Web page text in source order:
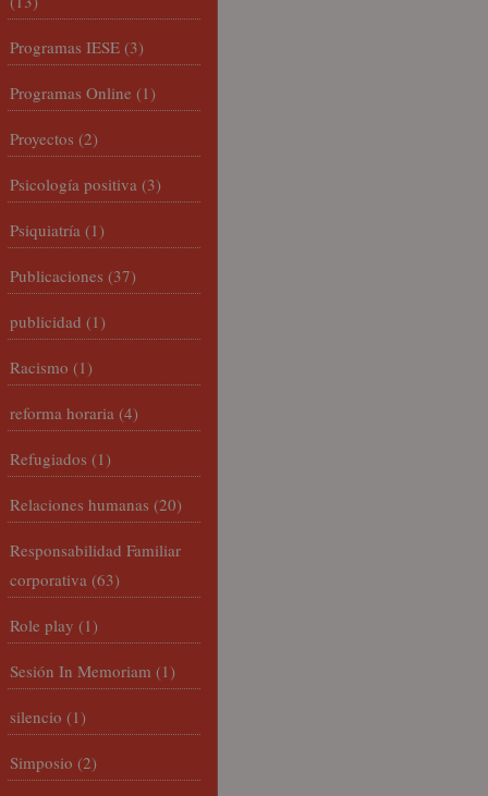
Programas IESE (3)
Programas Online (1)
Proyectos (2)
Psicología positiva (3)
Psiquiatría (1)
Publicaciones (37)
publicidad (1)
Racismo (1)
reforma horaria (4)
Refugiados (1)
Relaciones humanas (20)
Responsabilidad Familiar
corporativa (63)
Role play (1)
Sesión In Memoriam (1)
silencio (1)
Simposio (2)